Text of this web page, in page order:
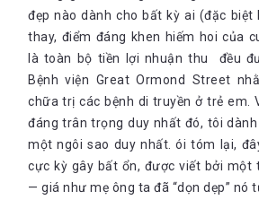
đẹp nào dành cho bất kỳ ai (đặc
thay, điểm đáng khen hiếm hoi của
là toàn bộ tiền lợi nhuận thu đều
Bệnh viện Great Ormond Street
chữa trị các bệnh di truyền ở trẻ em.
đáng trân trọng duy nhất đó, tôi
một ngôi sao duy nhất. ói tóm lại,
cực kỳ gây bất ổn, được viết bởi một
— giá như mẹ ông ta đã “dọn dẹp” nó